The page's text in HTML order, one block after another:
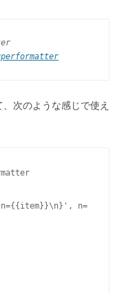
次のような感じで使え
n=